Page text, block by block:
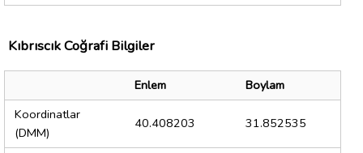
Kıbrıscık Coğrafi Bilgiler
Enlem
Boylam
Koordinatlar
(DMM)
40.408203 31.852535